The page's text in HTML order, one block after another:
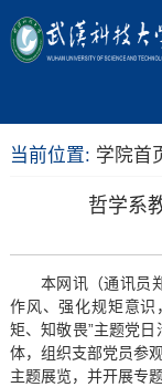
当前位置: 学院首
哲学系
本网讯（通讯员
作风、强化规矩意识
矩、知敬畏”主题党
体，组织支部党员参
主题展览，并开展专